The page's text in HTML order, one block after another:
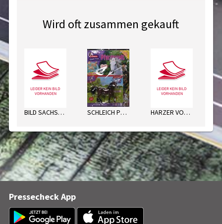
Wird oft zusammen gekauft
BILD SACHSEN ANH. MO SCHLEICH PFERDEWELT HARZER VOLKSSTIM.MO
Pressecheck App